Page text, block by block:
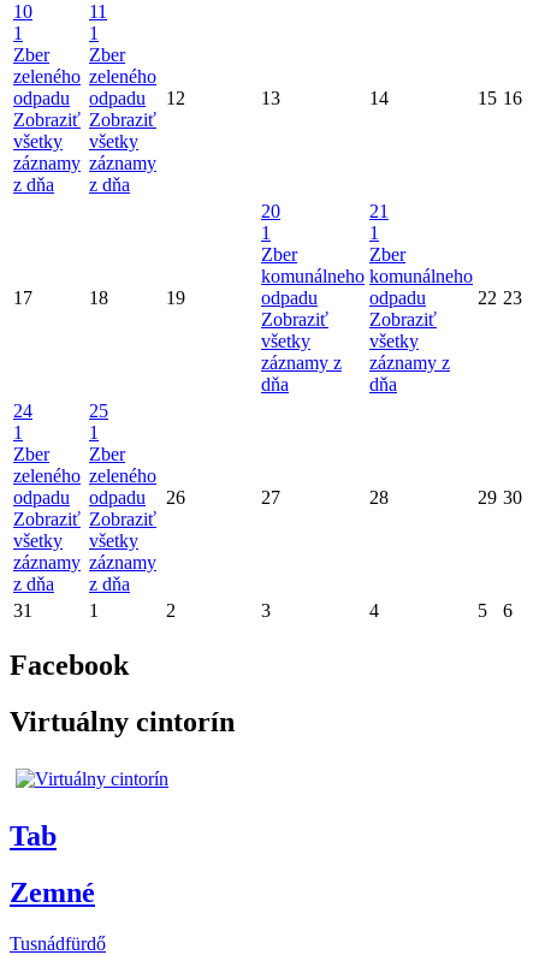
10
1
Zber
zeleného
odpadu
Zobraziť
všetky
záznamy
z dňa
11
1
Zber
zeleného
odpadu
Zobraziť
všetky
záznamy
z dňa
12 13 14 15 16
17 18 19
20
1
Zber
komunálneho
odpadu
Zobraziť
všetky
záznamy z
dňa
21
1
Zber
komunálneho
odpadu
Zobraziť
všetky
záznamy z
dňa
22 23
24
1
Zber
zeleného
odpadu
Zobraziť
všetky
záznamy
z dňa
25
1
Zber
zeleného
odpadu
Zobraziť
všetky
záznamy
z dňa
26 27 28 29 30
31 1 2 3 4 5 6
Facebook
Virtuálny cintorín
Tab
Zemné
Tusnádfürdő